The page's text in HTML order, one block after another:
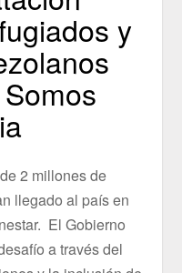
y
2 millones de
llegado al país en
El Gobierno
a través del